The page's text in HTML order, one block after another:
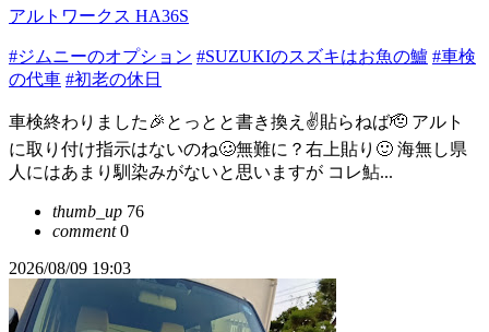
アルトワークス HA36S
#ジムニーのオプション #SUZUKIのスズキはお魚の鱸 #車検
の代車 #初老の休日
車検終わりました🎉とっとと書き換え✌️貼らねば🫡 アルト
に取り付け指示はないのね🥴無難に？右上貼り🙂 海無し県
人にはあまり馴染みがないと思いますが コレ鮎...
thumb_up 76
comment0
2026/08/09 19:03